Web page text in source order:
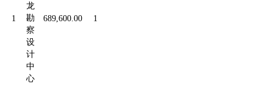
1
龙
勘
察
设
计
中
心
689,600.00 1